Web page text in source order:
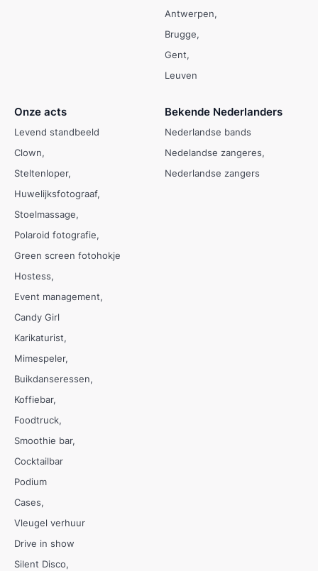
Antwerpen
Brugge
Gent
Leuven
Onze acts
Levend standbeeld
Clown
Steltenloper
Huwelijksfotograaf
Stoelmassage
Polaroid fotografie
Green screen fotohokje
Hostess
Event management
Candy Girl
Karikaturist
Mimespeler
Buikdanseressen
Koffiebar
Foodtruck
Smoothie bar
Cocktailbar
Podium
Cases
Vleugel verhuur
Drive in show
Silent Disco
Bekende Nederlanders
Nederlandse bands
Nedelandse zangeres
Nederlandse zangers